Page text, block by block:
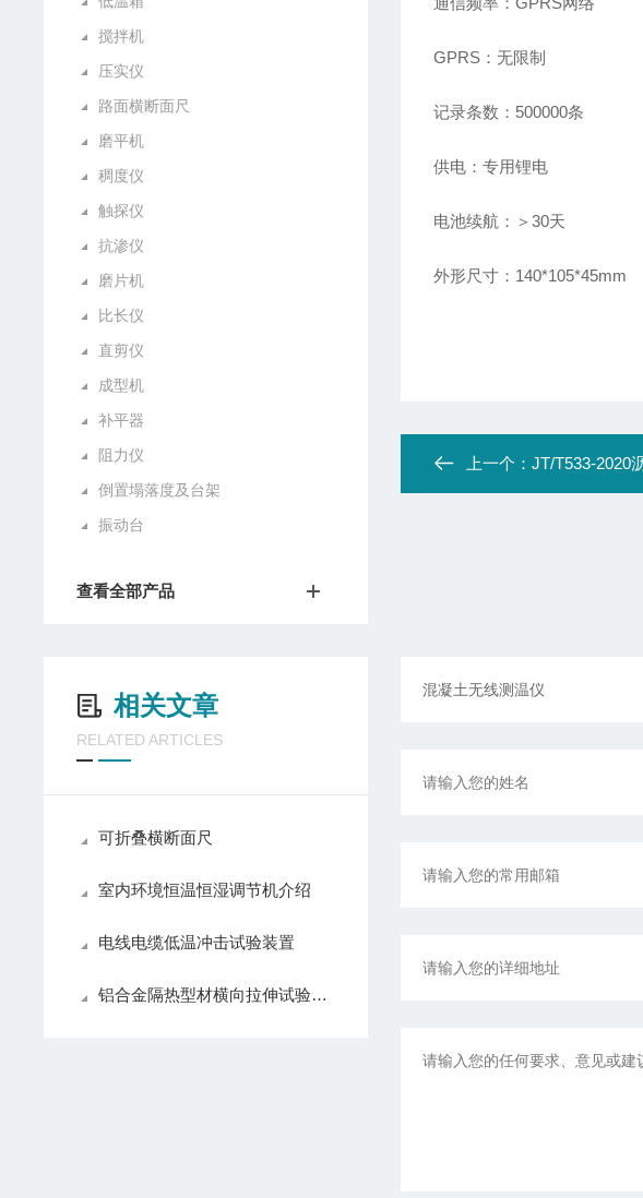
搅拌机
压实仪
路面横断面尺
磨平机
稠度仪
触探仪
抗渗仪
磨片机
比长仪
直剪仪
成型机
补平器
阻力仪
倒置塌落度及台架
振动台
查看全部产品
相关文章
RELATED ARTICLES
可折叠横断面尺
室内环境恒温恒湿调节机介绍
电线电缆低温冲击试验装置
铝合金隔热型材横向拉伸试验装置
GPRS：无限制
记录条数：500000条
供电：专用锂电
电池续航：＞30天
外形尺寸：140*105*45mm
上一个：JT/T533-2020